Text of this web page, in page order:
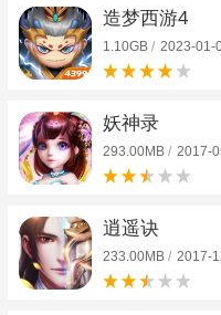
造梦西游4
1.10GB / 2023-01-
妖神录
293.00MB / 2017-
逍遥诀
233.00MB / 2017-